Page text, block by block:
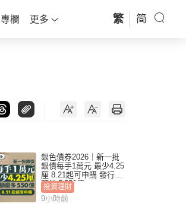
專欄 更多 繁 简
銀色債券2026｜新一批
銀債每手1萬元 最少4.25
厘 8.21起可申購 發行金
額最多550億
投資理財
9小時前